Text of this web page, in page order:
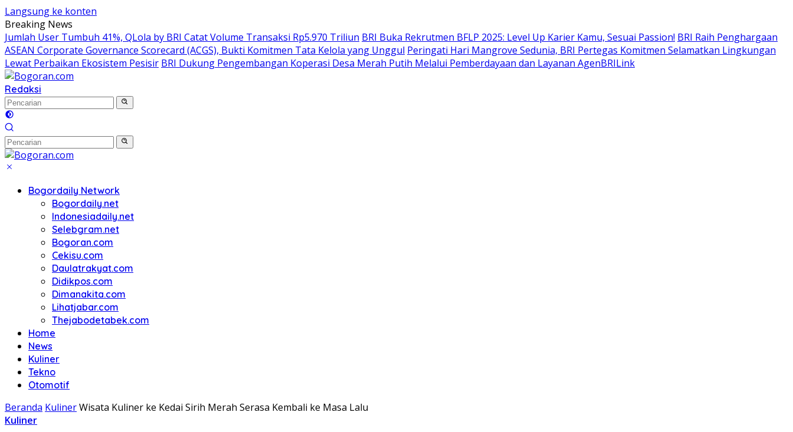
Langsung ke konten
Breaking News
Jumlah User Tumbuh 41%, QLola by BRI Catat Volume Transaksi Rp5.970 Triliun BRI Buka Rekrutmen BFLP 2025: Level Up Karier Kamu, Sesuai Passion! BRI Raih Penghargaan
ASEAN Corporate Governance Scorecard (ACGS), Bukti Komitmen Tata Kelola yang Unggul Peringati Hari Mangrove Sedunia, BRI Pertegas Komitmen Selamatkan Lingkungan
Lewat Perbaikan Ekosistem Pesisir BRI Dukung Pengembangan Koperasi Desa Merah Putih Melalui Pemberdayaan dan Layanan AgenBRILink
Redaksi
Bogordaily Network
Bogordaily.net
Indonesiadaily.net
Selebgram.net
Bogoran.com
Cekisu.com
Daulatrakyat.com
Didikpos.com
Dimanakita.com
Lihatjabar.com
Thejabodetabek.com
Home
News
Kuliner
Tekno
Otomotif
Beranda KulinerWisata Kuliner ke Kedai Sirih Merah Serasa Kembali ke Masa Lalu
Kuliner